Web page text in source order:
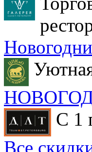
С 1
Все